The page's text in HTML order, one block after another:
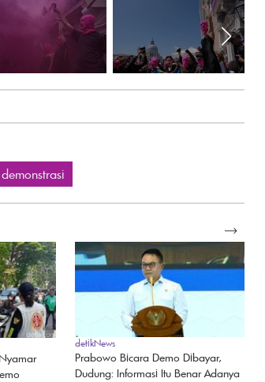
demonstrasi
detikNews
Prabowo Bicara Demo Dibayar,
Dudung: Informasi Itu Benar Adanya